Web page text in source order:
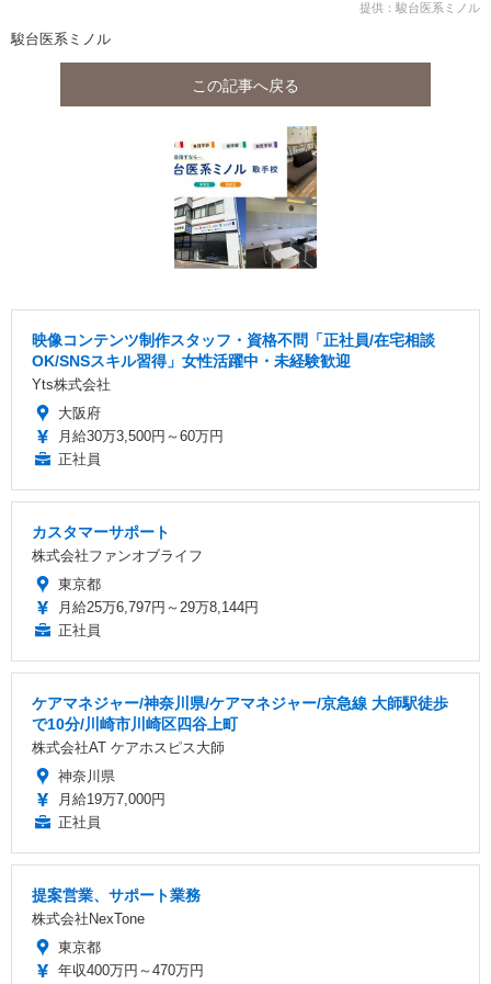
提供：駿台医系ミノル
駿台医系ミノル
この記事へ戻る
映像コンテンツ制作スタッフ・資格不問「正社員/在宅相談
OK/SNSスキル習得」女性活躍中・未経験歓迎
Yts株式会社
大阪府
月給30万3,500円～60万円
正社員
カスタマーサポート
株式会社ファンオブライフ
東京都
月給25万6,797円～29万8,144円
正社員
ケアマネジャー/神奈川県/ケアマネジャー/京急線 大師駅徒歩
で10分/川崎市川崎区四谷上町
株式会社AT ケアホスピス大師
神奈川県
月給19万7,000円
正社員
提案営業、サポート業務
株式会社NexTone
東京都
年収400万円～470万円